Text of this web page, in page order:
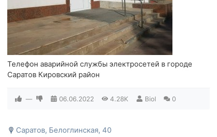
Телефон аварийной службы электросетей в городе
Саратов Кировский район
— 06.06.2022 4.28K Biol 0
Саратов, Белоглинская, 40